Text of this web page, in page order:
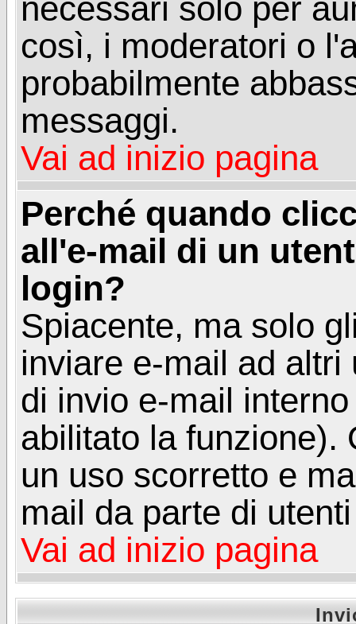
necessari solo per
così, i moderatori o
probabilmente
messaggi.
Vai ad inizio pagina
Perché quando
all'e-mail di un
login?
Spiacente, ma solo
inviare e-mail ad
di invio e-mail
abilitato la funzione).
un uso scorretto e
mail da parte di
Vai ad inizio pagina